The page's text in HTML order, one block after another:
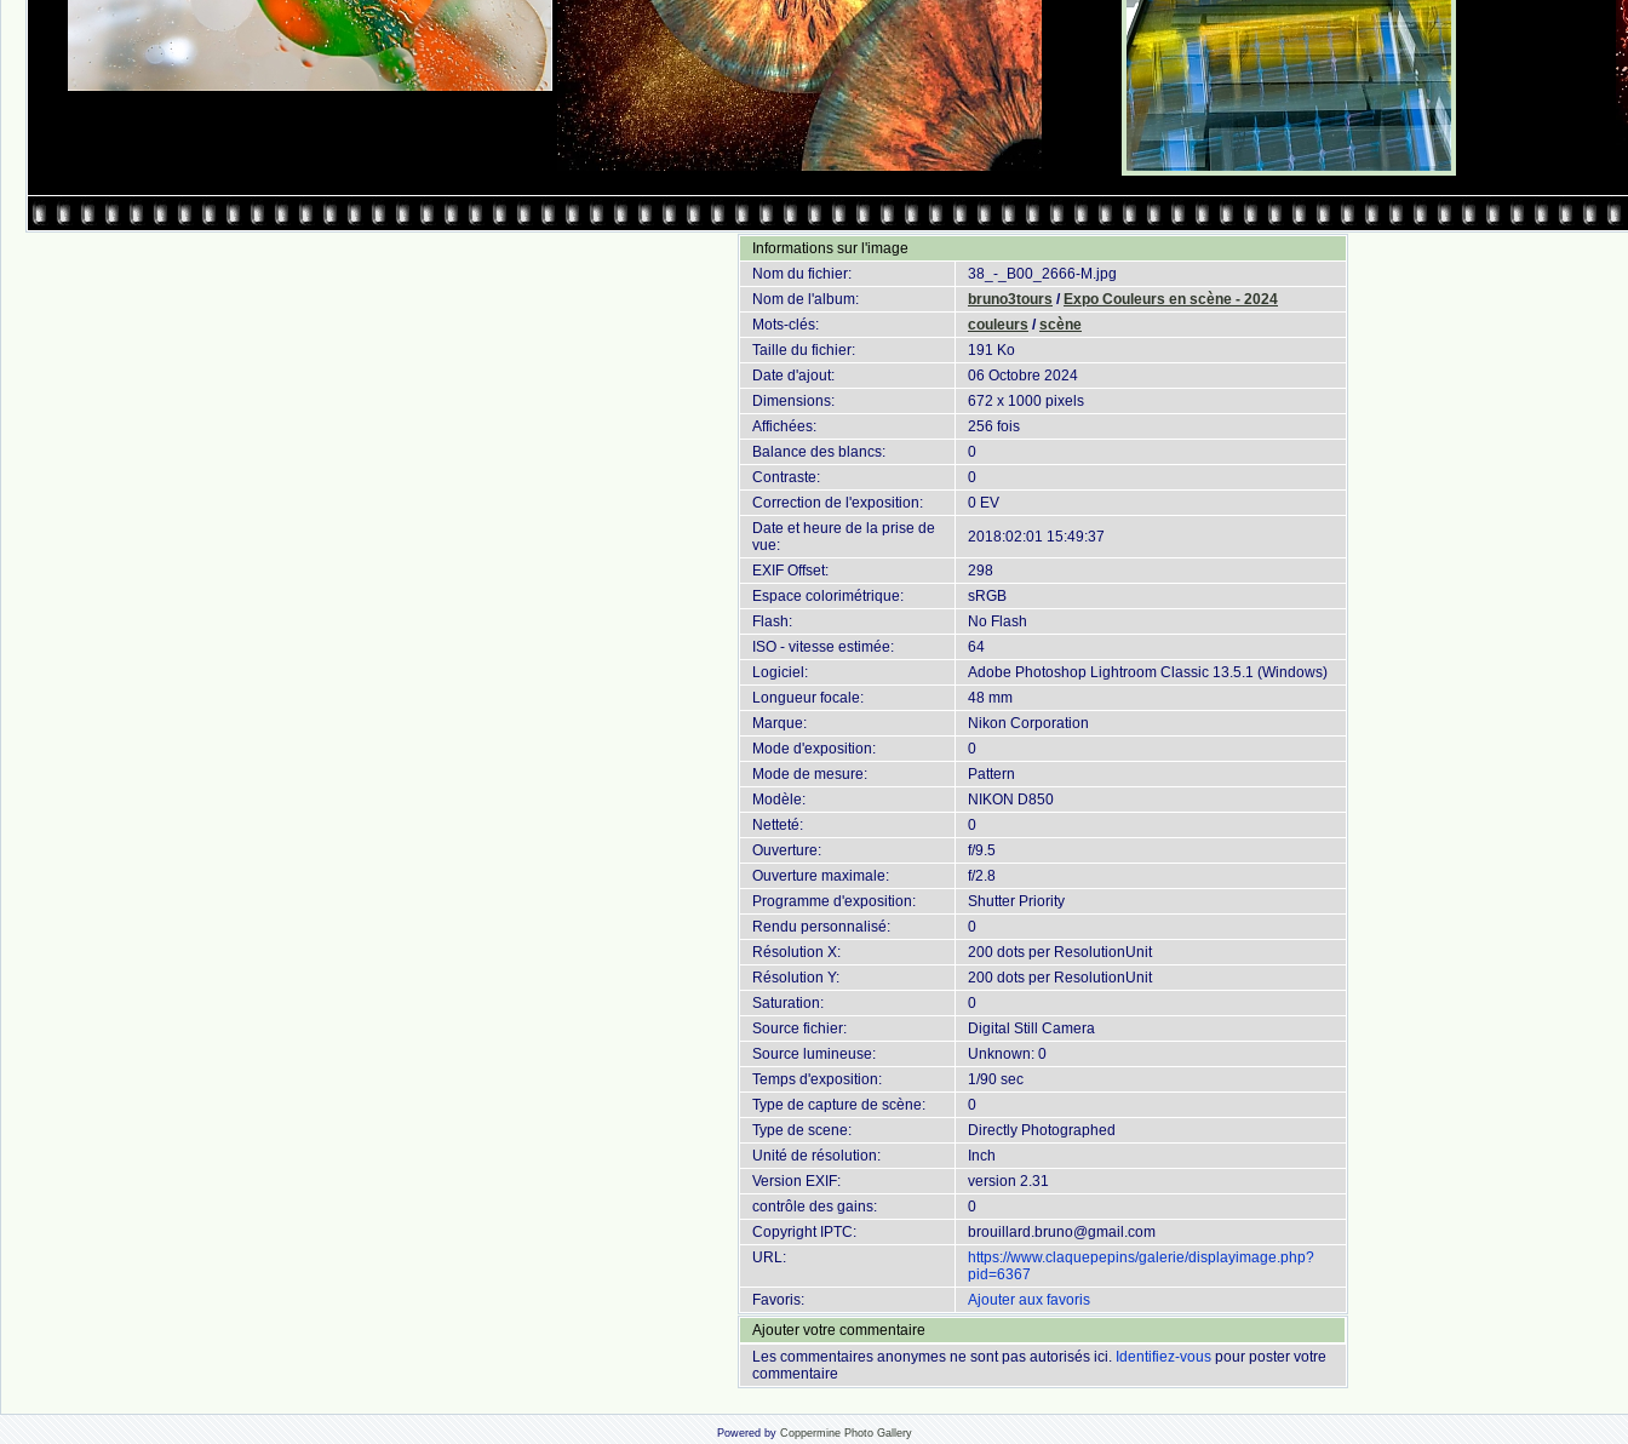
Informations sur l'image
Nom du fichier:
38_-_B00_2666-M.jpg
Nom de l'album:
bruno3tours / Expo Couleurs en scène - 2024
Mots-clés:
couleurs /scène
Taille du fichier:
191 Ko
Date d'ajout:
06 Octobre 2024
Dimensions:
672 x 1000 pixels
Affichées:
256 fois
Balance des blancs:
0
Contraste:
0
Correction de l'exposition:
0 EV
Date et heure de la prise de
vue:
2018:02:01 15:49:37
EXIF Offset:
298
Espace colorimétrique:
sRGB
Flash:
No Flash
ISO - vitesse estimée:
64
Logiciel:
Adobe Photoshop Lightroom Classic 13.5.1 (Windows)
Longueur focale:
48 mm
Marque:
Nikon Corporation
Mode d'exposition:
0
Mode de mesure:
Pattern
Modèle:
NIKON D850
Netteté:
0
Ouverture:
f/9.5
Ouverture maximale:
f/2.8
Programme d'exposition:
Shutter Priority
Rendu personnalisé:
0
Résolution X:
200 dots per ResolutionUnit
Résolution Y:
200 dots per ResolutionUnit
Saturation:
0
Source fichier:
Digital Still Camera
Source lumineuse:
Unknown: 0
Temps d'exposition:
1/90 sec
Type de capture de scène:
0
Type de scene:
Directly Photographed
Unité de résolution:
Inch
Version EXIF:
version 2.31
contrôle des gains:
0
Copyright IPTC:
brouillard.bruno@gmail.com
URL:
https://www.claquepepins/galerie/displayimage.php?
pid=6367
Favoris:
Ajouter aux favoris
Ajouter votre commentaire
Les commentaires anonymes ne sont pas autorisés ici. Identifiez-vous pour poster votre
commentaire
Powered by Coppermine Photo Gallery